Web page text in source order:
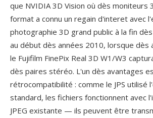
que NVIDIA 3D Vision où dès moniteurs
format a connu un regain d'interet avec
photographie 3D grand public à la fin
au début dès années 2010, lorsque dès
le Fujifilm FinePix Real 3D W1/W3
dès paires stéréo. L'un dès avantages
rétrocompatibilité : comme le JPS utilisé
standard, les fichiers fonctionnent avec
JPEG existante — ils peuvent être